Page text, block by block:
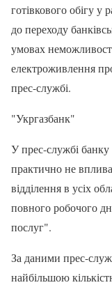
готівкового обігу у
до переходу
умовах
електроживлення
прес-службі.
"Укргазбанк"
У прес-службі банку
практично не
відділення в усіх
повного робочого
послуг".
За даними прес-
найбільшою